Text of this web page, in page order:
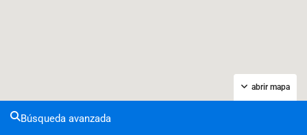
abrir mapa
Búsqueda avanzada